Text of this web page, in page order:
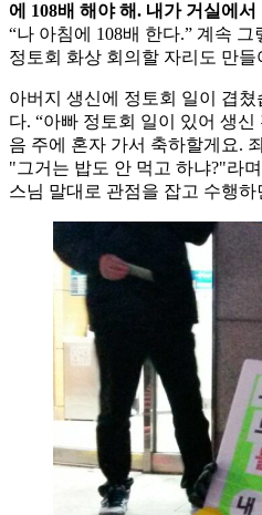
에 108배 해야 해. 내가 거실에서
“나 아침에 108배 한다.” 계속
정토회 화상 회의할 자리도 만들
아버지 생신에 정토회 일이 겹
다. “아빠 정토회 일이 있어 생
음 주에 혼자 가서 축하할게요.
"그거는 밥도 안 먹고 하냐?"라
스님 말대로 관점을 잡고 수행